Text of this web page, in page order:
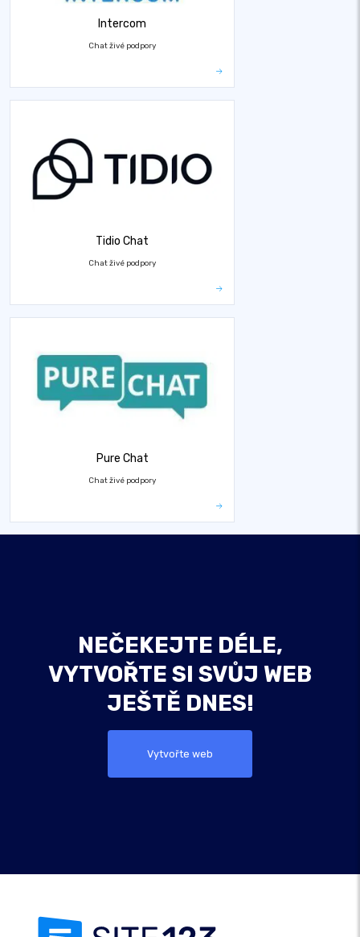
Intercom
Chat živé podpory
Tidio Chat
Chat živé podpory
Pure Chat
Chat živé podpory
NEČEKEJTE DÉLE,
VYTVOŘTE SI SVŮJ WEB
JEŠTĚ DNES!
Vytvořte web